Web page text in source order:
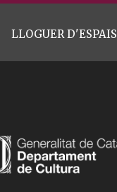
LLOGUER D'ESPAIS